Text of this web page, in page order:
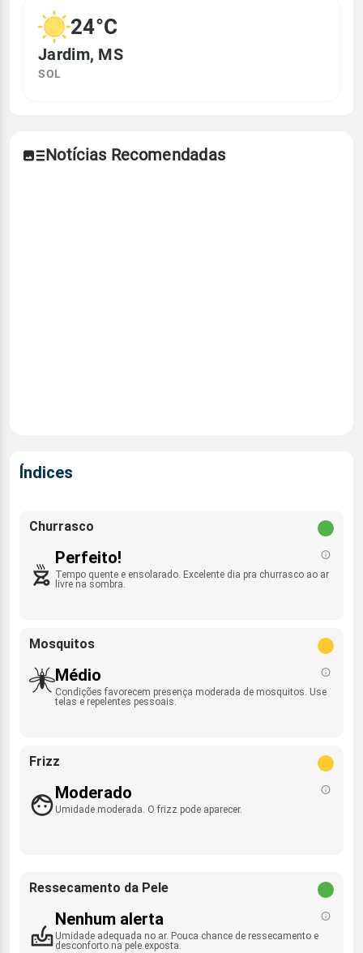
24°C
Jardim, MS
SOL
Notícias Recomendadas
Índices
Churrasco
Perfeito!
Tempo quente e ensolarado. Excelente dia pra churrasco ao ar
livre na sombra.
Mosquitos
Médio
Condições favorecem presença moderada de mosquitos. Use
telas e repelentes pessoais.
Frizz
Moderado
Umidade moderada. O frizz pode aparecer.
Ressecamento da Pele
Nenhum alerta
Umidade adequada no ar. Pouca chance de ressecamento e
desconforto na pele exposta.